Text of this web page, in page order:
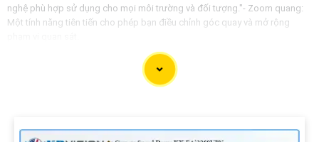
nghệ phù hợp sử dụng cho mọi môi trường và đối tượng."- Zoom quang:
Một tính năng tiên tiến cho phép bạn điều chỉnh góc quay và mở rộng
Công nghệ:- Công nghệ Zoom Quang: Cho phép cải thiện chất lượng
hình ảnh và phạm vi quan sát từ xa một cách tối ưu.- Phù hợp sử dụng: Đáp
ứng nhu cầu giám sát từ xa hiệu quả và an toàn.
Bạn có thể sử dụng những từ khóa này để tạo bài giới thiệu sản phẩm